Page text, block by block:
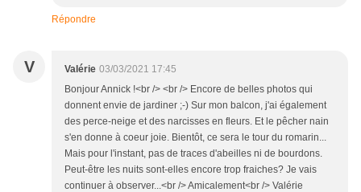
Répondre
V Valérie 03/03/2021 17:45
Bonjour Annick !<br /> <br /> Encore de belles photos qui
donnent envie de jardiner ;-) Sur mon balcon, j'ai également
des perce-neige et des narcisses en fleurs. Et le pêcher nain
s'en donne à coeur joie. Bientôt, ce sera le tour du romarin...
Mais pour l'instant, pas de traces d'abeilles ni de bourdons.
Peut-être les nuits sont-elles encore trop fraiches? Je vais
continuer à observer...<br /> Amicalement<br /> Valérie